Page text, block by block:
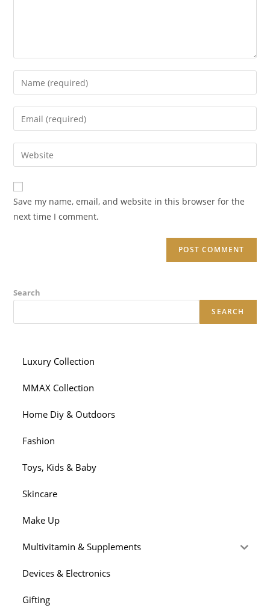
Enter
your
name
comment
Enter
your
email
address
comment
Enter
your
website
URL
(optional)
Save my name, email, and website in this browser for the
next time I comment.
Search
SEARCH
Luxury Collection
MMAX Collection
Home Diy & Outdoors
Fashion
Toys, Kids & Baby
Skincare
Make Up
Multivitamin & Supplements
Devices & Electronics
Gifting